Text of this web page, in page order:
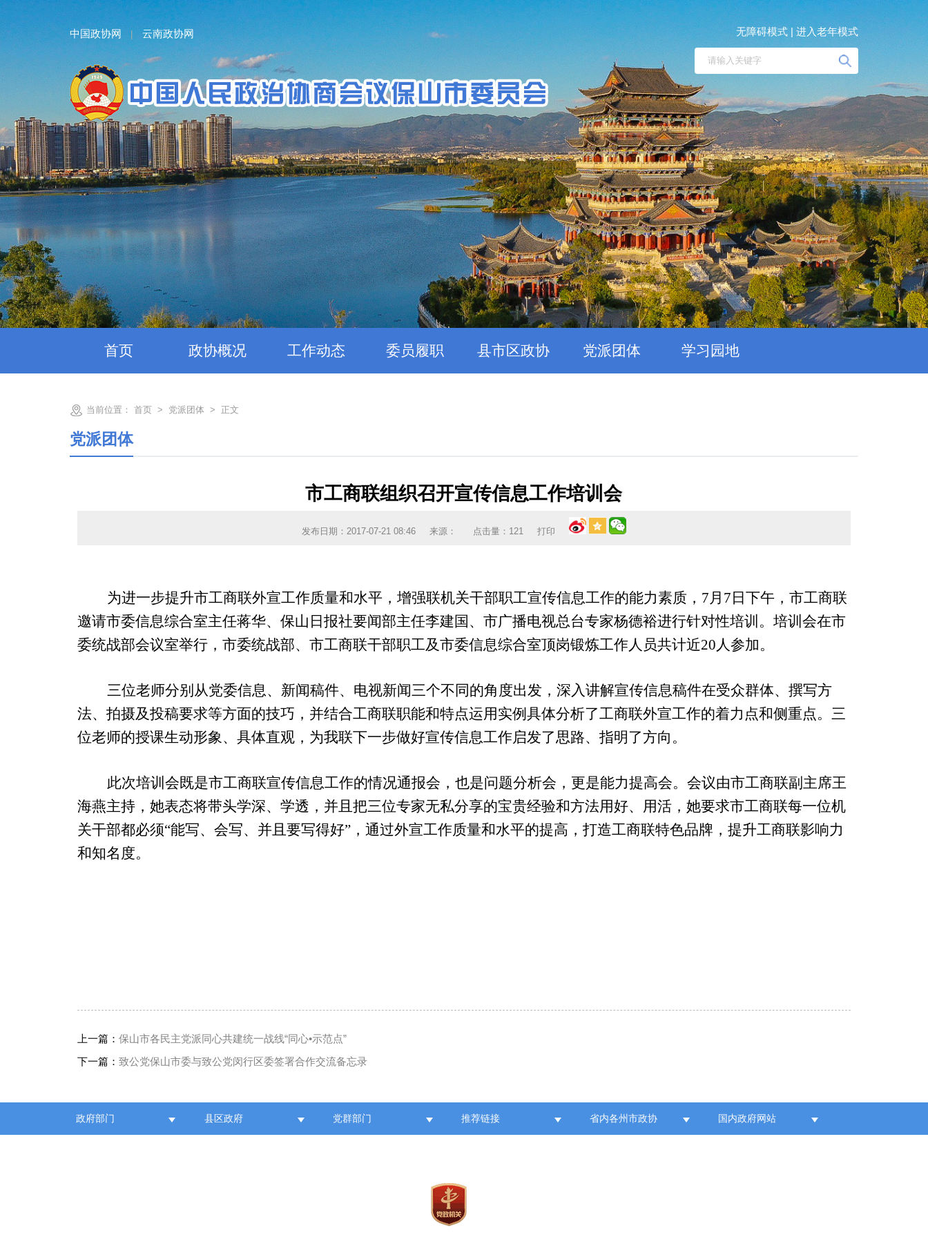
中国政协网 云南政协网 无障碍模式 | 进入老年模式
首页 政协概况 工作动态 委员履职 县市区政协 党派团体 学习园地
当前位置：首页 > 党派团体 > 正文
党派团体
市工商联组织召开宣传信息工作培训会
发布日期：2017-07-21 08:46 来源： 点击量： 121 打印
为进一步提升市工商联外宣工作质量和水平，增强联机关干部职工宣传信息工作的能力素质， 7月 7 日下午，市工商联
邀请市委信息综合室主任蒋华、保山日报社要闻部主任李建国、市广播电视总台专家杨德裕进行针对性培训。培训会在市
委统战部会议室举行，市委统战部、市工商联干部职工及市委信息综合室顶岗锻炼工作人员共计近20人参加。
三位老师分别从党委信息、新闻稿件、电视新闻三个不同的角度出发，深入讲解宣传信息稿件在受众群体、撰写方
法、拍摄及投稿要求等方面的技巧，并结合工商联职能和特点运用实例具体分析了工商联外宣工作的着力点和侧重点。三
位老师的授课生动形象、具体直观，为我联下一步做好宣传信息工作启发了思路、指明了方向。
此次培训会既是市工商联宣传信息工作的情况通报会，也是问题分析会，更是能力提高会。会议由市工商联副主席王
海燕主持，她表态将带头学深、学透，并且把三位专家无私分享的宝贵经验和方法用好、用活，她要求市工商联每一位机
关干部都必须“能写、会写、并且要写得好”，通过外宣工作质量和水平的提高，打造工商联特色品牌，提升工商联影响力
和知名度。
上一篇：保山市各民主党派同心共建统一战线“同心•示范点”
下一篇：致公党保山市委与致公党闵行区委签署合作交流备忘录
政府部门 县区政府 党群部门 推荐链接 省内各州市政协 国内政府网站